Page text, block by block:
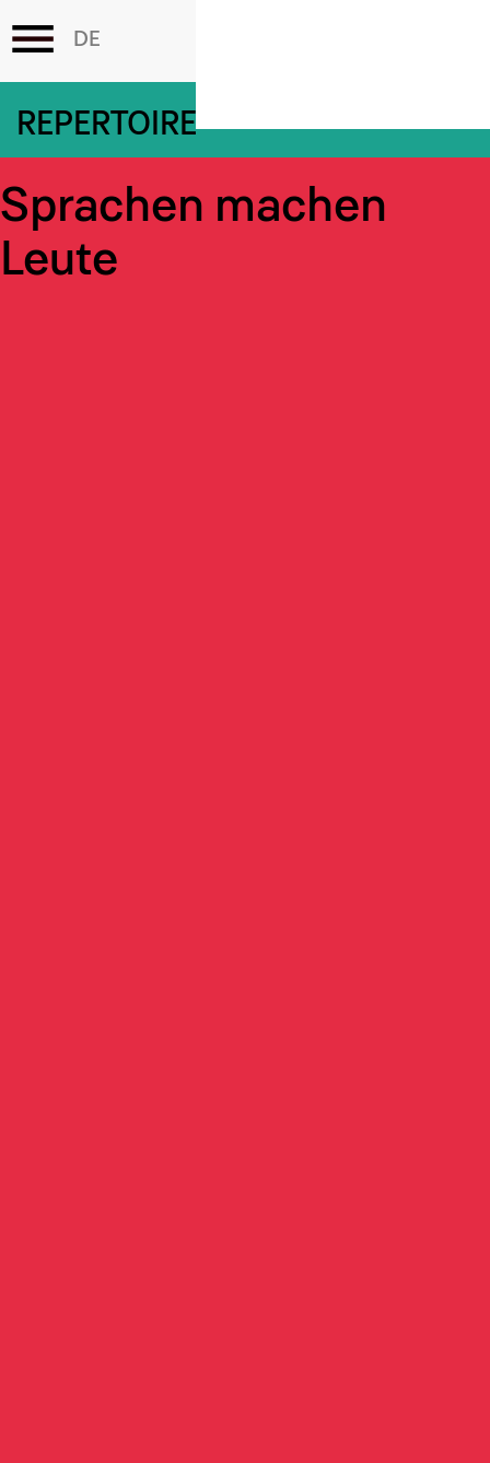
main
content
REPERTOIRE
Sprachen machen
Leute